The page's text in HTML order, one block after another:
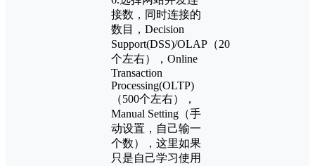
接数，同时连接的
数目，Decision
Support(DSS)/OLAP（20
个左右），Online
Transaction
Processing(OLTP)
（500个左右），
Manual Setting（手
动设置，自己输一
个数），这里如果
只是自己学习使用